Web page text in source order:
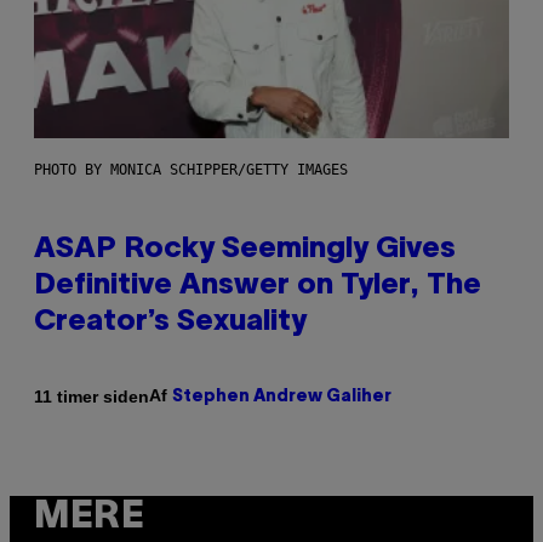
PHOTO BY MONICA SCHIPPER/GETTY IMAGES
ASAP Rocky Seemingly Gives
Definitive Answer on Tyler, The
Creator’s Sexuality
11 timer sidenAf Stephen Andrew Galiher
MERE